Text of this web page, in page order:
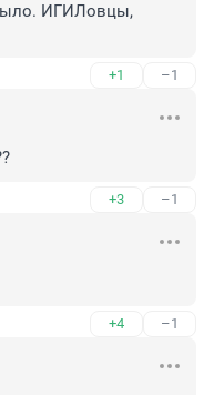
ИГИЛовцы,
+1 –1
+3 –1
+4 –1